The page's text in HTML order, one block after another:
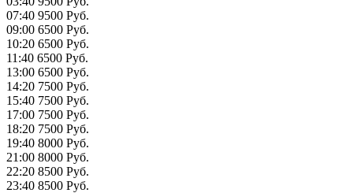
07:40 9500 Руб.
09:00 6500 Руб.
10:20 6500 Руб.
11:40 6500 Руб.
13:00 6500 Руб.
14:20 7500 Руб.
15:40 7500 Руб.
17:00 7500 Руб.
18:20 7500 Руб.
19:40 8000 Руб.
21:00 8000 Руб.
22:20 8500 Руб.
23:40 8500 Руб.